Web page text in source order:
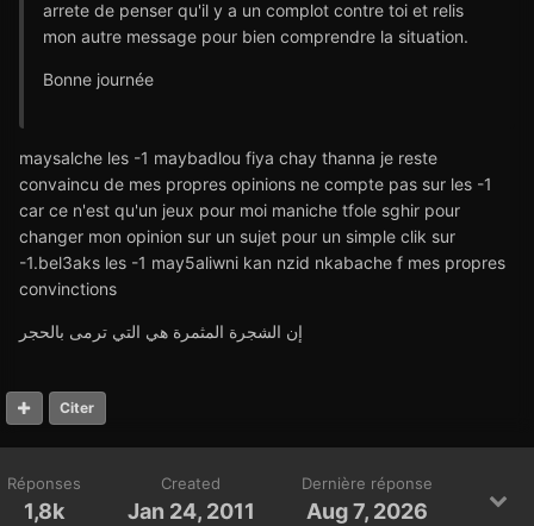
arrete de penser qu'il y a un complot contre toi et relis
mon autre message pour bien comprendre la situation.
Bonne journée
maysalche les -1 maybadlou fiya chay thanna je reste
convaincu de mes propres opinions ne compte pas sur les -1
car ce n'est qu'un jeux pour moi maniche tfole sghir pour
changer mon opinion sur un sujet pour un simple clik sur
-1.bel3aks les -1 may5aliwni kan nzid nkabache f mes propres
convinctions
إن الشجرة المثمرة هي التي ترمى بالحجر
Citer
Réponses
1,8k
Created
Jan 24, 2011
Dernière réponse
Aug 7, 2026